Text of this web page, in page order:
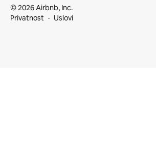
© 2026 Airbnb, Inc.
Privatnost
Uslovi